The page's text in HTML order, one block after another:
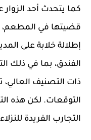
كما يتحدث أحد الزوار
قضيتها في المطعم،
إطلالة خلابة على
الفندق، بما في ذلك
ذات التصنيف
التوقعات. لكن هذه
التجارب الفريدة